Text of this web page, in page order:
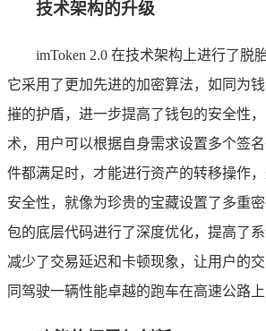
技术架构的升级
imToken 2.0 在技术架构上进行了脱
它采用了更加先进的加密算法，如同为
摧的护盾，进一步提高了钱包的安全性
术，用户可以根据自身需求设置多个签
件都满足时，才能进行资产的转移操作
安全性，就像为珍贵的宝藏设置了多重
包的底层代码进行了深度优化，提高了系
减少了交易延迟和卡顿现象，让用户的
同驾驶一辆性能卓越的跑车在高速公路上